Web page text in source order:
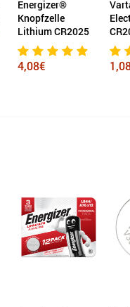
Energizer®
Knopfzelle
Lithium CR2025
4,08€